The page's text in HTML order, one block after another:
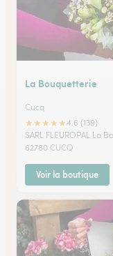
La Bouquetterie
Cucq
★★★★★4.6 (139)
SARL FLEUROPAL La
62780 CUCQ
Voir la boutique